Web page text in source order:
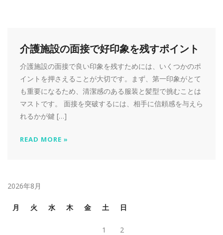
介護施設の面接で好印象を残すポイント
介護施設の面接で良い印象を残すためには、いくつかのポ
イントを押さえることが大切です。まず、第一印象がとて
も重要になるため、清潔感のある服装と髪型で挑むことは
マストです。 面接を突破するには、相手に信頼感を与えら
れるかが鍵 […]
READ MORE »
2026年8月
月 火 水 木 金 土 日
1 2